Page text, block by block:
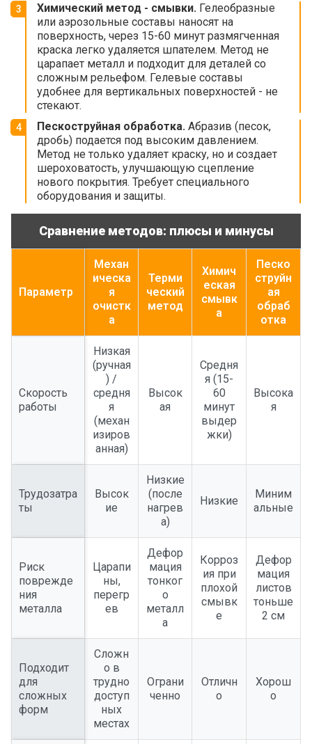
Химический метод - смывки. Гелеобразные
или аэрозольные составы наносят на
поверхность, через 15-60 минут размягченная
краска легко удаляется шпателем. Метод не
царапает металл и подходит для деталей со
сложным рельефом. Гелевые составы
удобнее для вертикальных поверхностей - не
стекают.
Пескоструйная обработка. Абразив (песок,
дробь) подается под высоким давлением.
Метод не только удаляет краску, но и создает
шероховатость, улучшающую сцепление
нового покрытия. Требует специального
оборудования и защиты.
Сравнение методов: плюсы и минусы
Параметр
Механ
ическа
я
очистк
а
Терми
ческий
метод
Химич
еская
смывк
а
Песко
струйн
ая
обраб
отка
Скорость
работы
Низкая
(ручная
) /
средня
я
(механ
изиров
анная)
Высок
ая
Средня
я (15-
60
минут
выдер
жки)
Высока
я
Трудозатра
ты
Высок
ие
Низкие
(после
нагрев
а)
Низкие
Миним
альные
Риск
поврежде
ния
металла
Царапи
ны,
перегр
ев
Дефор
мация
тонког
о
металл
а
Корроз
ия при
плохой
смывк
е
Дефор
мация
листов
тоньше
2 см
Подходит
для
сложных
форм
Сложн
о в
трудно
доступ
ных
местах
Ограни
ченно
Отличн
о
Хорош
о